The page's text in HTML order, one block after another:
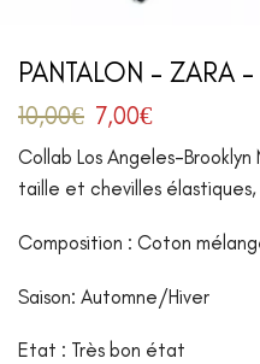
PANTALON – ZARA
10,00€ 7,00€
Collab Los Angeles-
taille et chevilles
Composition : Coton
Saison: Automne/Hiver
Etat : Très bon état